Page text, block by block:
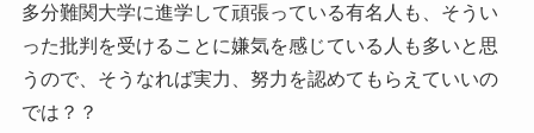
多分難関大学に進学して頑張っている有名人も、そうい
った批判を受けることに嫌気を感じている人も多いと思
うので、そうなれば実力、努力を認めてもらえていいの
では？？